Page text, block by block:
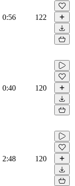
0:56 122
0:40 120
2:48 120